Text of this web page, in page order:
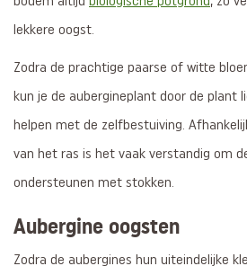
lekkere oogst.
Zodra de prachtige paarse of witte
kun je de aubergineplant door de plant
helpen met de zelfbestuiving.
van het ras is het vaak verstandig om
ondersteunen met stokken.
Aubergine oogsten
Zodra de aubergines hun uiteindelijke